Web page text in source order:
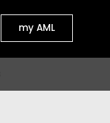
my AML